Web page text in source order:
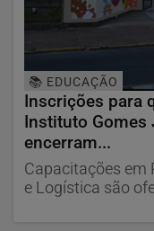
📚 EDUCAÇÃO
Inscrições para
Instituto Gomes
encerram...
Capacitações em
e Logística são